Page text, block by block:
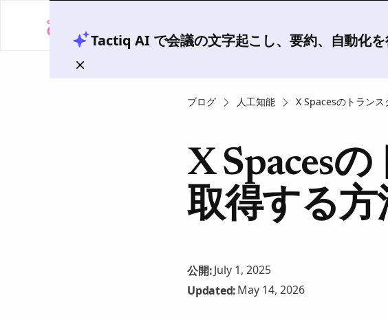
Tactiq AI で会議の文字起こし、要約、自動化を
ブログ 人工知能 X Spacesのトラン
X Spaces
取得する方
公開:July 1, 2025
Updated:May 14, 2026